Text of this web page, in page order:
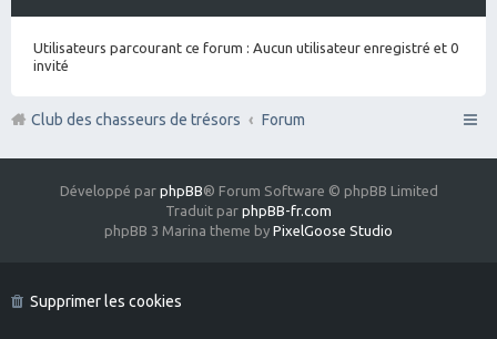
Utilisateurs parcourant ce forum : Aucun utilisateur enregistré et 0
invité
Club des chasseurs de trésors Forum
Développé par phpBB® Forum Software © phpBB Limited
Traduit par phpBB-fr.com
phpBB 3 Marina theme by PixelGoose Studio
Supprimer les cookies